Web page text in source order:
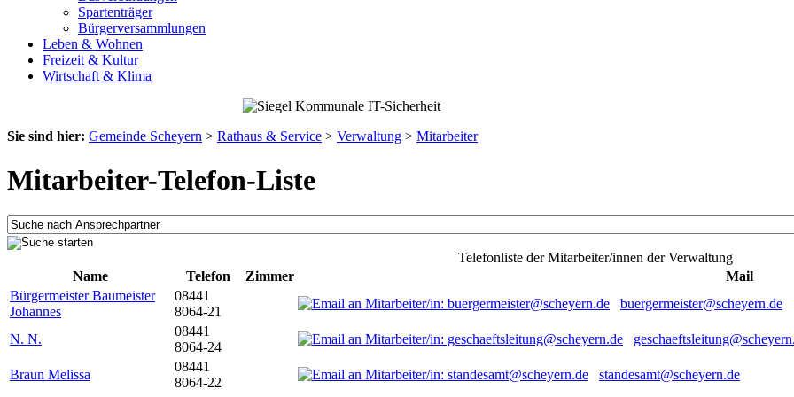
Spartenträger
Bürgerversammlungen
Leben & Wohnen
Freizeit & Kultur
Wirtschaft & Klima
Sie sind hier: Gemeinde Scheyern > Rathaus & Service > Verwaltung > Mitarbeiter
Mitarbeiter-Telefon-Liste
Telefonliste der Mitarbeiter/innen der Verwaltung
Name
Telefon Zimmer
Mail
Bürgermeister Baumeister
Johannes
08441
8064-21
buergermeister@scheyern.de
N. N.
08441
8064-24
Braun Melissa
08441
8064-22
standesamt@scheyern.de